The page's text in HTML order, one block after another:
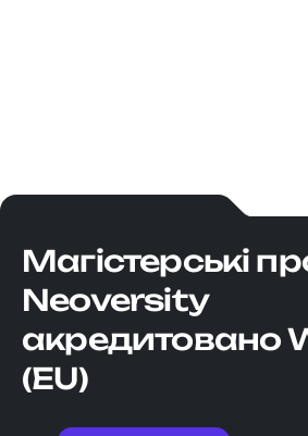
Магістерські
Neoversity
акредитовано
(EU)